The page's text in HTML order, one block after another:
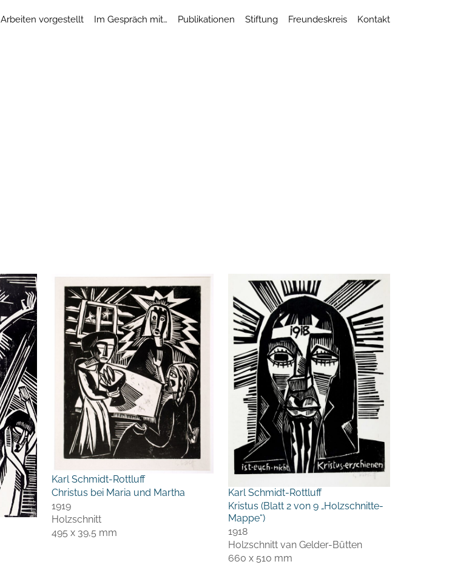
Arbeiten vorgestellt Im Gespräch mit… Publikationen Stiftung Freundeskreis Kontakt
Karl Schmidt-Rottluff
Christus bei Maria und Martha
1919
Holzschnitt
495 x 39,5 mm
Karl Schmidt-Rottluff
Kristus (Blatt 2 von 9 „Holzschnitte-
Mappe“)
1918
Holzschnitt van Gelder-Bütten
660 x 510 mm